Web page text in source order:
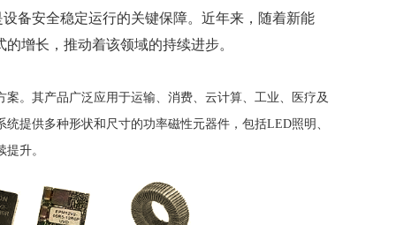
备安全稳定运行的关键保障。近年来，随着新能
增长，推动着该领域的持续进步。
。其产品广泛应用于运输、消费、云计算、工业、医疗及
提供多种形状和尺寸的功率磁性元器件，包括LED照明、
升。